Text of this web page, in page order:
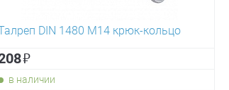
DIN 1480 М14 крюк-кольцо
₽
в наличии